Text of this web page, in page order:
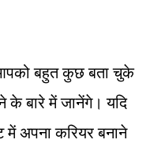
बहुत कुछ बता चुके
बारे में जानेंगे। यदि
अपना करियर बनाने